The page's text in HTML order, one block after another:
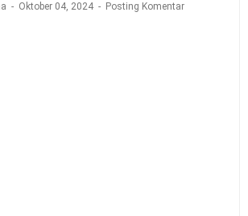
Oktober 04, 2024 Posting Komentar